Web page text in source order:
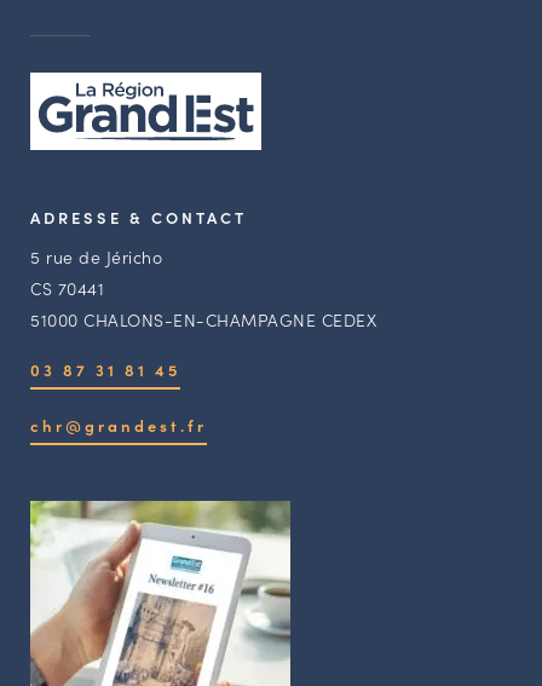
ADRESSE & CONTACT
5 rue de Jéricho
CS 70441
51000 CHALONS-EN-CHAMPAGNE CEDEX
03 87 31 81 45
chr@grandest.fr